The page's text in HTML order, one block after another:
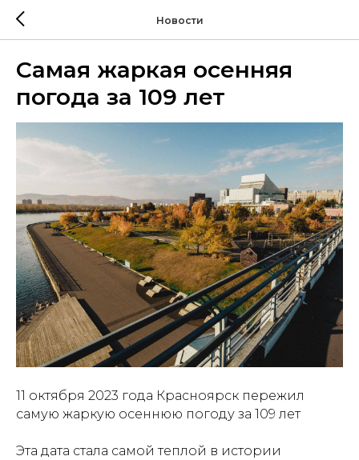
Новости
Самая жаркая осенняя
погода за 109 лет
11 октября 2023 года Красноярск пережил
самую жаркую осеннюю погоду за 109 лет
Эта дата стала самой теплой в истории